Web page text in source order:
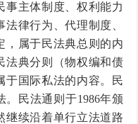
事主体制度、权利能力
律行为、代理制度、
，属于民法典总则的内
法典分则（物权编和债
于国际私法的内容。民
。民法通则于1986年颁
继续沿着单行立法道路